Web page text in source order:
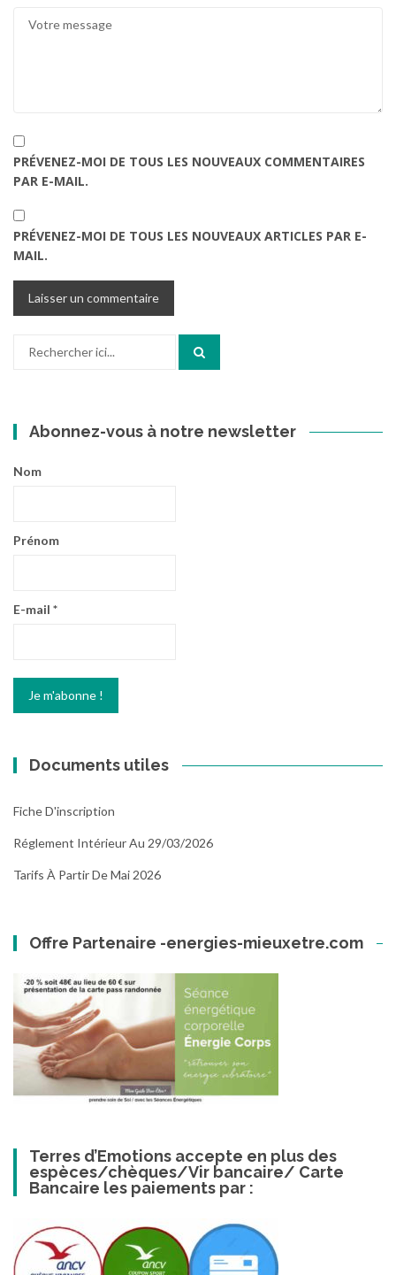
PRÉVENEZ-MOI DE TOUS LES NOUVEAUX COMMENTAIRES
PAR E-MAIL.
PRÉVENEZ-MOI DE TOUS LES NOUVEAUX ARTICLES PAR E-
MAIL.
Abonnez-vous à notre newsletter
Nom
Prénom
E-mail *
Documents utiles
Fiche D'inscription
Réglement Intérieur Au 29/03/2026
Tarifs À Partir De Mai 2026
Offre Partenaire -energies-mieuxetre.com
Terres d’Emotions accepte en plus des
espèces/chèques/Vir bancaire/ Carte
Bancaire les paiements par :